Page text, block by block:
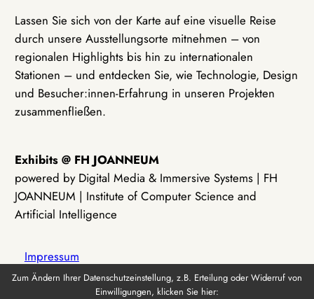
Lassen Sie sich von der Karte auf eine visuelle Reise
durch unsere Ausstellungsorte mitnehmen – von
regionalen Highlights bis hin zu internationalen
Stationen – und entdecken Sie, wie Technologie, Design
und Besucher:innen-Erfahrung in unseren Projekten
zusammenfließen.
Exhibits @ FH JOANNEUM
powered by Digital Media & Immersive Systems | FH
JOANNEUM | Institute of Computer Science and
Artificial Intelligence
Impressum
Zum Ändern Ihrer Datenschutzeinstellung, z.B. Erteilung oder Widerruf von
Einwilligungen, klicken Sie hier: